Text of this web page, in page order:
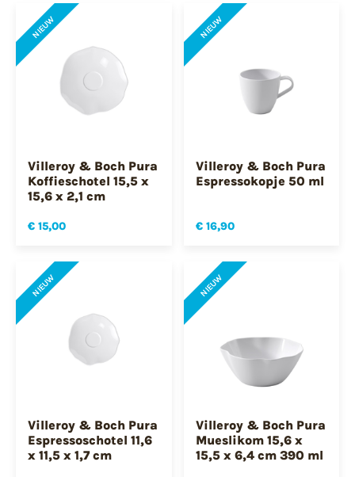
NIEUW
Villeroy & Boch Pura
Koffieschotel 15,5 x
15,6 x 2,1 cm
€ 15,00
NIEUW
Villeroy & Boch Pura
Espressokopje 50 ml
€ 16,90
NIEUW
Villeroy & Boch Pura
Espressoschotel 11,6
x 11,5 x 1,7 cm
NIEUW
Villeroy & Boch Pura
Mueslikom 15,6 x
15,5 x 6,4 cm 390 ml